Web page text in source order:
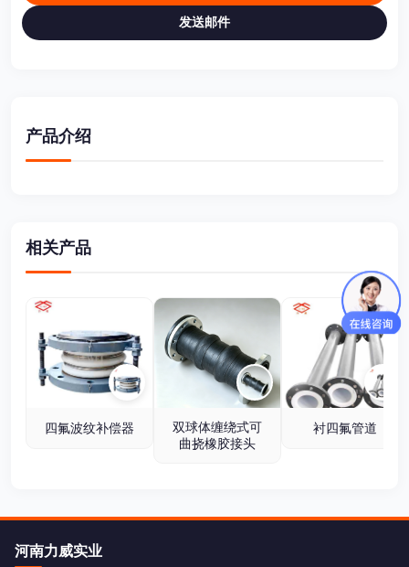
发送邮件
产品介绍
相关产品
四氟波纹补偿器
双球体缠绕式可
曲挠橡胶接头
衬四氟管道
河南力威实业